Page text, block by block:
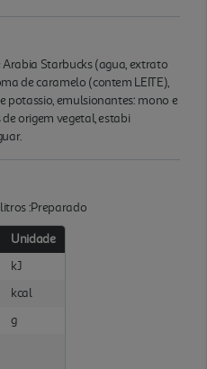
Arabia Starbucks (agua, extrato
de caramelo (contem LEITE),
potassio, emulsionantes: mono e
origem vegetal, estabi
:Preparado
Unidade
kJ
kcal
g